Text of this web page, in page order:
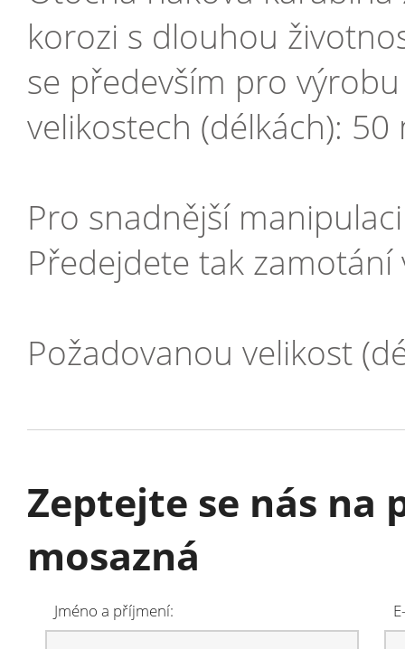
korozi s dlouhou
se především pro
velikostech (délkách):
Pro snadnější
Předejdete tak zamotání
Požadovanou velikost
Zeptejte se nás
mosazná
Jméno a příjmení: